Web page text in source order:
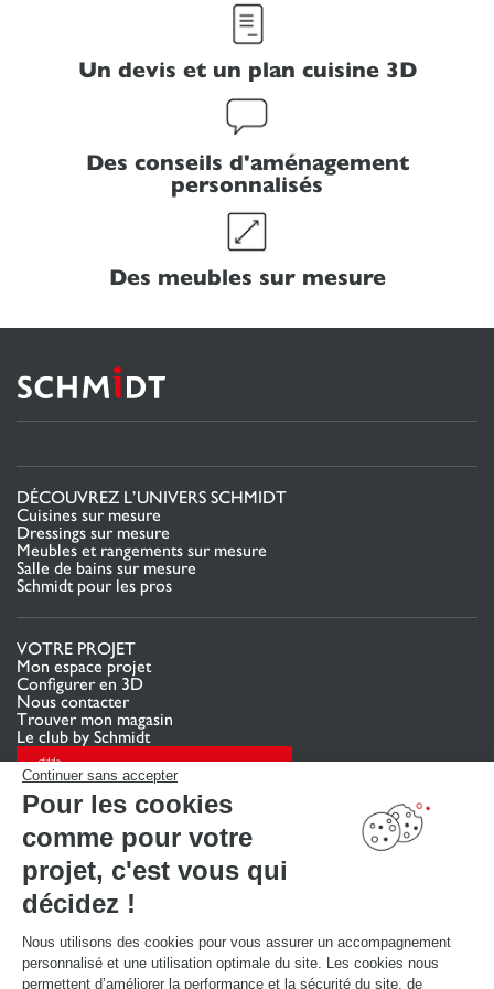
Continuer sans accepter
Pour les cookies
comme pour votre
projet, c'est vous qui
décidez !
Nous utilisons des cookies pour vous assurer un accompagnement
personnalisé et une utilisation optimale du site. Les cookies nous
permettent d’améliorer la performance et la sécurité du site, de
Nous vous guiderons dans l'achat et la création de vos
rangements sur mesure personnalisés et originaux.
Un devis et un plan cuisine 3D
Des conseils d'aménagement
personnalisés
Des meubles sur mesure
DÉCOUVREZ L’UNIVERS SCHMIDT
Cuisines sur mesure
Dressings sur mesure
Meubles et rangements sur mesure
Salle de bains sur mesure
Schmidt pour les pros
VOTRE PROJET
Mon espace projet
Configurer en 3D
Nous contacter
Trouver mon magasin
Le club by Schmidt
PRENDRE RENDEZ-VOUS
LIENS UTILES
Promotions
Guides de poses et d’entretien
Consulter notre catalogue
À PROPOS
Actualités du groupe